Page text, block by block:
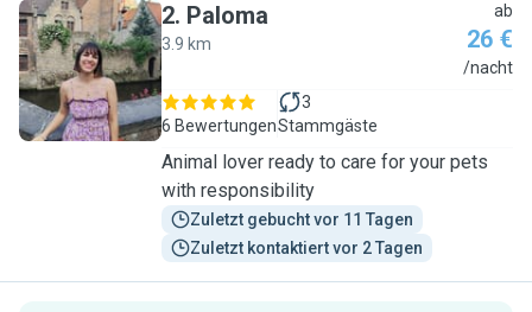
P
2. Paloma
3.9 km
ab
26 €
/nacht
6 Bewertungen
3
Stammgäste
Animal lover ready to care for your pets
with responsibility
Zuletzt gebucht vor 11 Tagen
Zuletzt kontaktiert vor 2 Tagen